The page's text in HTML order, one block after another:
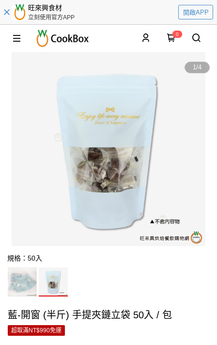
旺來興食材
立刻使用官方APP
開啟APP
0
1/4
規格：50入
藍-開窗 (半斤) 手提夾鏈立袋 50入 / 包
超取滿NT$990免運